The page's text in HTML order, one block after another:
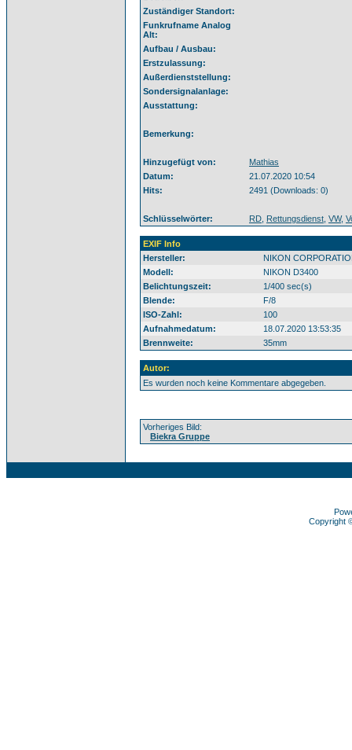
Zuständiger Standort:
Funkrufname Analog
Alt:
Aufbau / Ausbau:
Erstzulassung:
Außerdienststellung:
Sondersignalanlage:
Ausstattung:
Bemerkung:
Hinzugefügt von:
Mathias
Datum:
21.07.2020 10:54
Hits:
2491 (Downloads: 0)
Schlüsselwörter: RD Rettungsdienst VW,
EXIF Info
Hersteller:
NIKON
Modell:
NIKON D3400
Belichtungszeit:
1/400 sec(s)
Blende:
F/8
ISO-Zahl:
100
Aufnahmedatum:
18.07.2020 13:53:35
Brennweite:
35mm
Autor:
Es wurden noch keine Kommentare abgegeben.
Vorheriges Bild:
Biekra Gruppe
Copyright